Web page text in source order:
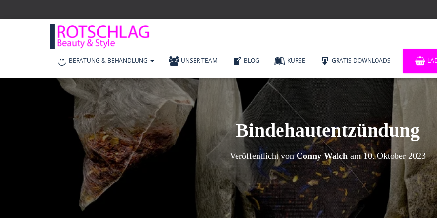
BERATUNG & BEHANDLUNG UNSER TEAM BLOG KURSE GRATIS DOWNLOADS
Bindehautentzündung
Veröffentlicht vonConny Walcham10. Oktober 2023